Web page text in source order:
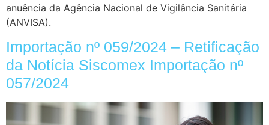
anuência da Agência Nacional de Vigilância Sanitária
(ANVISA).
Importação nº 059/2024 – Retificação
da Notícia Siscomex Importação nº
057/2024